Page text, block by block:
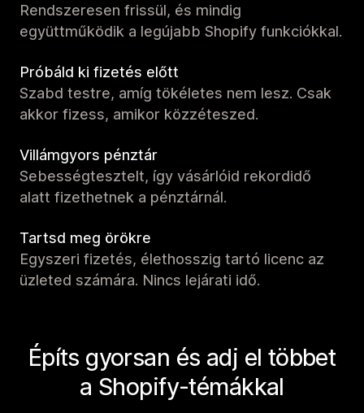
Rendszeresen frissül, és mindig
együttműködik a legújabb Shopify funkciókkal.
Próbáld ki fizetés előtt
Szabd testre, amíg tökéletes nem lesz. Csak
akkor fizess, amikor közzéteszed.
Villámgyors pénztár
Sebességtesztelt, így vásárlóid rekordidő
alatt fizethetnek a pénztárnál.
Tartsd meg örökre
Egyszeri fizetés, élethosszig tartó licenc az
üzleted számára. Nincs lejárati idő.
Építs gyorsan és adj el többet
a Shopify-témákkal